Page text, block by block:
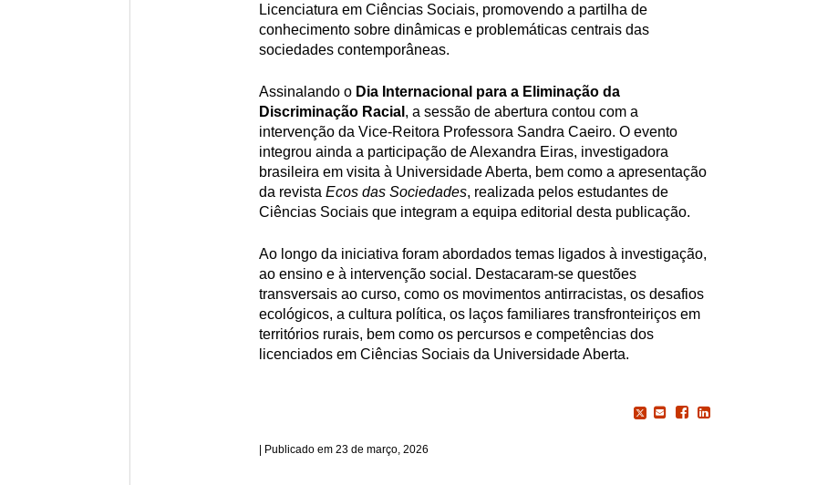
Licenciatura em Ciências Sociais, promovendo a partilha de
conhecimento sobre dinâmicas e problemáticas centrais das
sociedades contemporâneas.
Assinalando o Dia Internacional para a Eliminação da
Discriminação Racial , a sessão de abertura contou com a
intervenção da Vice-Reitora Professora Sandra Caeiro. O evento
integrou ainda a participação de Alexandra Eiras, investigadora
brasileira em visita à Universidade Aberta, bem como a apresentação
da revista Ecos das Sociedades, realizada pelos estudantes de
Ciências Sociais que integram a equipa editorial desta publicação.
Ao longo da iniciativa foram abordados temas ligados à investigação,
ao ensino e à intervenção social. Destacaram-se questões
transversais ao curso, como os movimentos antirracistas, os desafios
ecológicos, a cultura política, os laços familiares transfronteiriços em
territórios rurais, bem como os percursos e competências dos
licenciados em Ciências Sociais da Universidade Aberta.
23 de março, 2026